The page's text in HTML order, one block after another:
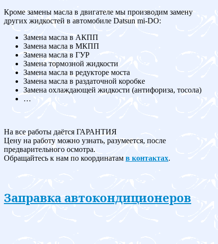
Кроме замены масла в двигателе мы производим замену
других жидкостей в автомобиле Datsun mi-DO:
Замена масла в АКПП
Замена масла в МКПП
Замена масла в ГУР
Замена тормозной жидкости
Замена масла в редукторе моста
Замена масла в раздаточной коробке
Замена охлаждающей жидкости (антифориза, тосола)
…
На все работы даётся ГАРАНТИЯ
Цену на работу можно узнать, разумеется, после
предварительного осмотра.
Обращайтесь к нам по координатам в контактах.
Заправка автокондиционеров